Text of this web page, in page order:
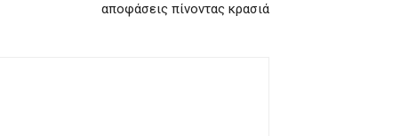
αποφάσεις πίνοντας κρασιά